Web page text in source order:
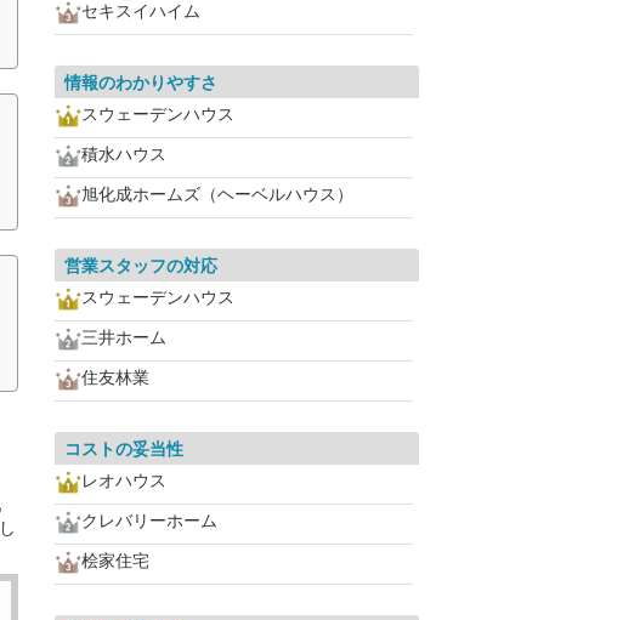
セキスイハイム
情報のわかりやすさ
スウェーデンハウス
積水ハウス
旭化成ホームズ（ヘーベルハウス）
営業スタッフの対応
スウェーデンハウス
三井ホーム
住友林業
コストの妥当性
レオハウス
クレバリーホーム
桧家住宅